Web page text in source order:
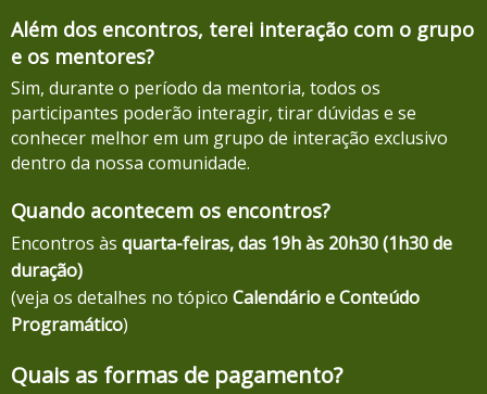
Além dos encontros, terei interação com o grupo
e os mentores?
Sim, durante o período da mentoria, todos os
participantes poderão interagir, tirar dúvidas e se
conhecer melhor em um grupo de interação exclusivo
dentro da nossa comunidade.
Quando acontecem os encontros?
Encontros às quarta-feiras, das 19h às 20h30 (1h30 de
duração)
(veja os detalhes no tópico Calendário e Conteúdo
Programático)
Quais as formas de pagamento?